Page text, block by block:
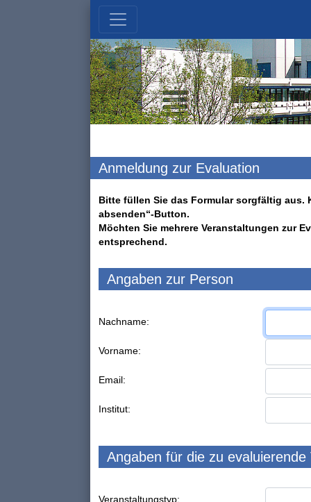
Anmeldung zur Evaluation
Bitte füllen Sie das Formular sorgfältig aus.
absenden“-Button.
Möchten Sie mehrere Veranstaltungen zur
entsprechend.
Angaben zur Person
Nachname:
Vorname:
Email:
Institut:
Angaben für die zu evaluierende
Veranstaltungstyp: